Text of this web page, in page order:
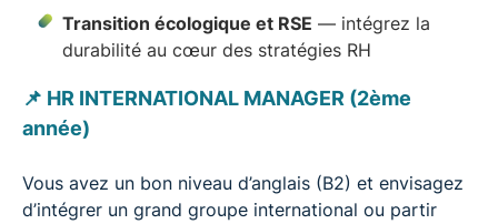
Transition écologique et RSE — intégrez la
durabilité au cœur des stratégies RH
📌 HR INTERNATIONAL MANAGER (2ème
année)
Vous avez un bon niveau d’anglais (B2) et envisagez
d’intégrer un grand groupe international ou partir